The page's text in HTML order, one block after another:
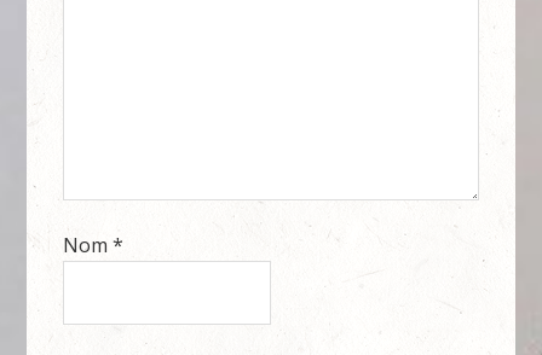
Nom*